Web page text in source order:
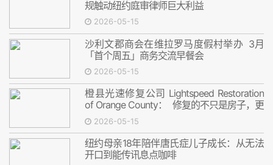
规触动纽约庭审律师巨大利益
2026-05-15
沙利文郡商会在维拉罗马度假村举办 3月
「首个周五」商务交流早餐会
2026-05-15
橙县光速修复公司 Lightspeed Restoration
of Orange County： 修复的不只是房子，更
是安心
2026-05-15
纽约母亲18年陪伴唐氏症儿子成长：从无法
开口到能传讯息点咖啡